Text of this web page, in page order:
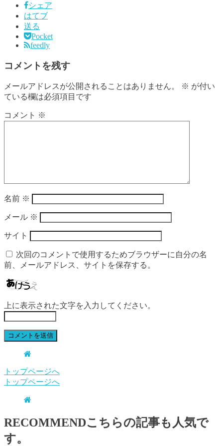
シェア
はてブ
送る
Pocket
feedly
コメントを残す
メールアドレスが公開されることはありません。 ※ が付い
ている欄は必須項目です
コメント ※
名前 ※
メール ※
サイト
次回のコメントで使用するためブラウザーに自分の名
前、メールアドレス、サイトを保存する。
上に表示された文字を入力してください。
トップページへ
トップページへ
RECOMMENDこちらの記事も人気で
す。